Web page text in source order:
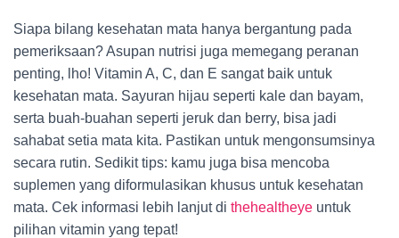
Siapa bilang kesehatan mata hanya bergantung pada
pemeriksaan? Asupan nutrisi juga memegang peranan
penting, lho! Vitamin A, C, dan E sangat baik untuk
kesehatan mata. Sayuran hijau seperti kale dan bayam,
serta buah-buahan seperti jeruk dan berry, bisa jadi
sahabat setia mata kita. Pastikan untuk mengonsumsinya
secara rutin. Sedikit tips: kamu juga bisa mencoba
suplemen yang diformulasikan khusus untuk kesehatan
mata. Cek informasi lebih lanjut di thehealtheye untuk
pilihan vitamin yang tepat!